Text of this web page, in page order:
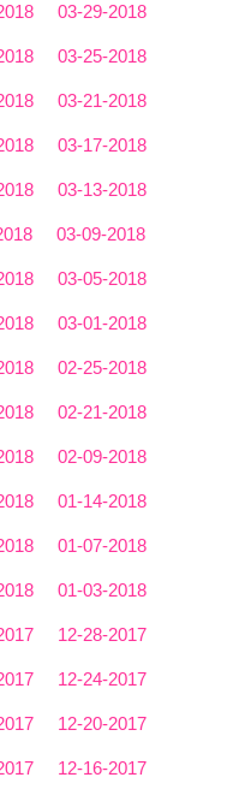
03-29-2018
03-25-2018
03-21-2018
03-17-2018
03-13-2018
03-09-2018
03-05-2018
03-01-2018
02-25-2018
02-21-2018
02-09-2018
01-14-2018
01-07-2018
01-03-2018
12-28-2017
12-24-2017
12-20-2017
12-16-2017